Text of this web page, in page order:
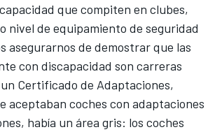
que compiten en clubes,
nivel de equipamiento de seguridad
asegurarnos de demostrar que las
con discapacidad son carreras
Certificado de Adaptaciones,
aceptaban coches con adaptaciones
había un área gris: los coches